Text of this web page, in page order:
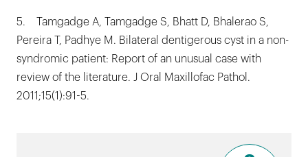
5. Tamgadge A, Tamgadge S, Bhatt D, Bhalerao S,
Pereira T, Padhye M. Bilateral dentigerous cyst in a non-
syndromic patient: Report of an unusual case with
review of the literature. J Oral Maxillofac Pathol.
2011;15(1):91-5.